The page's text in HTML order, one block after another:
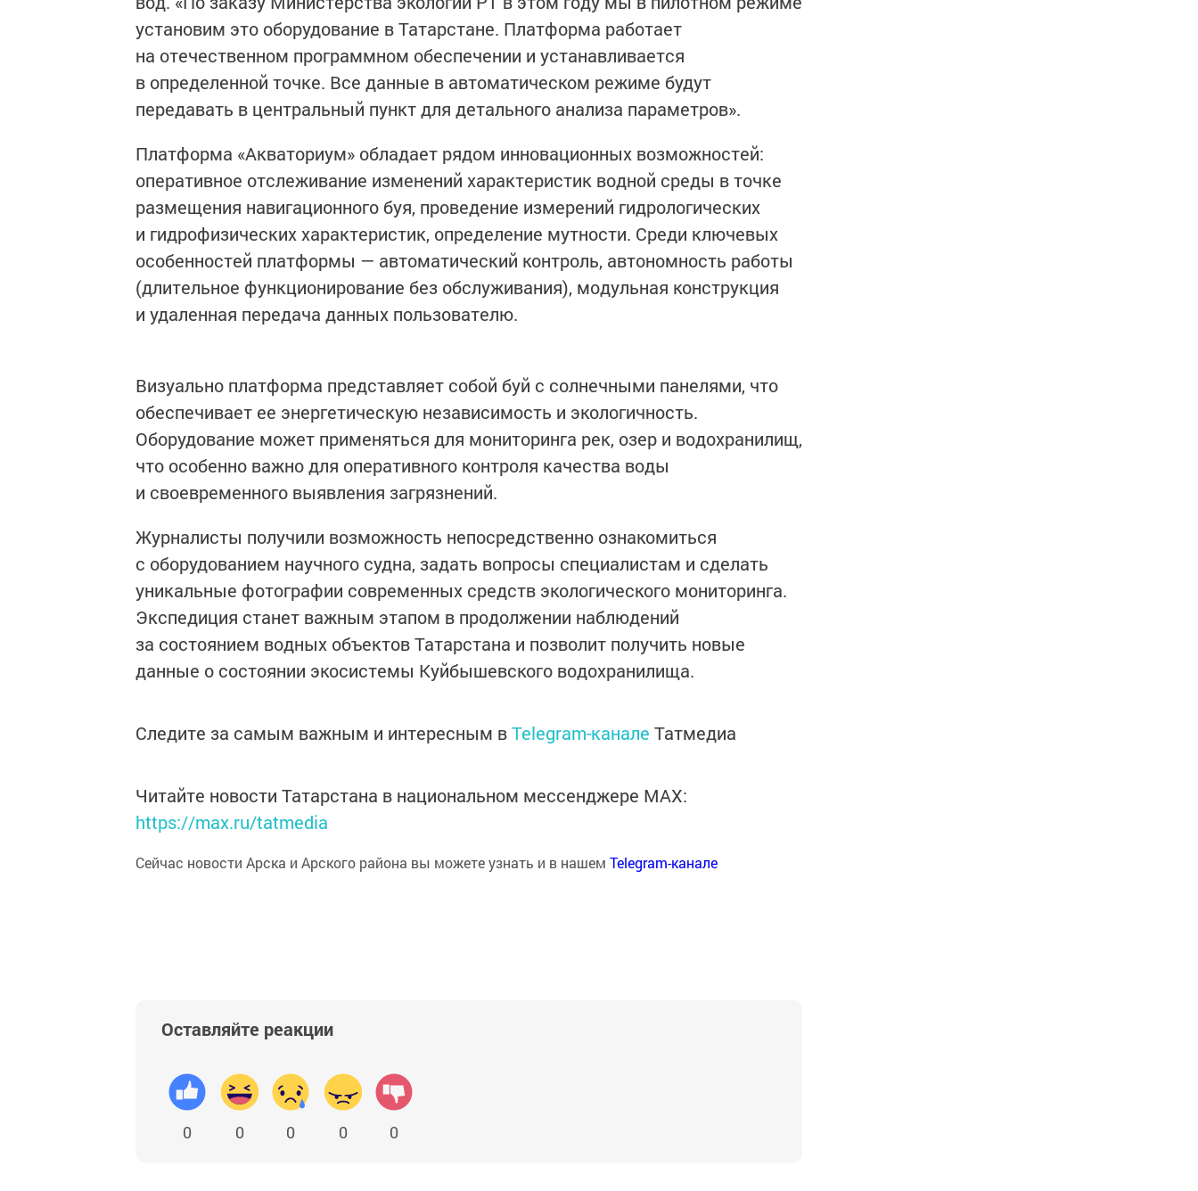
установим это оборудование в Татарстане. Платформа работает
на отечественном программном обеспечении и устанавливается
в определенной точке. Все данные в автоматическом режиме будут
передавать в центральный пункт для детального анализа параметров».
Платформа «Акваториум» обладает рядом инновационных возможностей:
оперативное отслеживание изменений характеристик водной среды в точке
размещения навигационного буя, проведение измерений гидрологических
и гидрофизических характеристик, определение мутности. Среди ключевых
особенностей платформы — автоматический контроль, автономность работы
(длительное функционирование без обслуживания), модульная конструкция
и удаленная передача данных пользователю.
Визуально платформа представляет собой буй с солнечными панелями, что
обеспечивает ее энергетическую независимость и экологичность.
Оборудование может применяться для мониторинга рек, озер и водохранилищ,
что особенно важно для оперативного контроля качества воды
и своевременного выявления загрязнений.
Журналисты получили возможность непосредственно ознакомиться
с оборудованием научного судна, задать вопросы специалистам и сделать
уникальные фотографии современных средств экологического мониторинга.
Экспедиция станет важным этапом в продолжении наблюдений
за состоянием водных объектов Татарстана и позволит получить новые
данные о состоянии экосистемы Куйбышевского водохранилища.
Следите за самым важным и интересным вTelegram-канале Татмедиа
Читайте новости Татарстана в национальном мессенджере MАХ:
https://max.ru/tatmedia
Сейчас новости Арска и Арского района вы можете узнать и в нашем Telegram-канале
Оставляйте реакции
0 0 0 0 0